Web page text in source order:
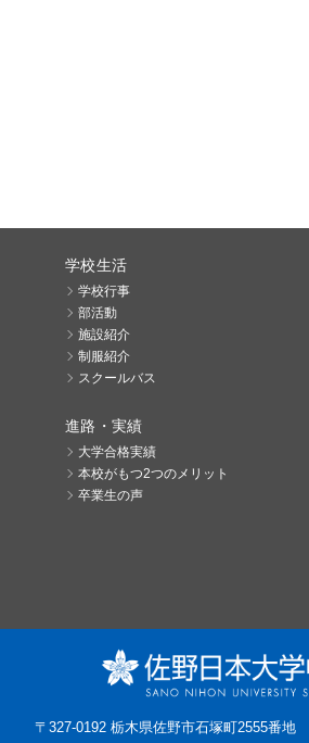
学校生活
学校行事
部活動
施設紹介
制服紹介
スクールバス
進路・実績
大学合格実績
本校がもつ2つのメリット
卒業生の声
〒327-0192 栃木県佐野市石塚町2555番地